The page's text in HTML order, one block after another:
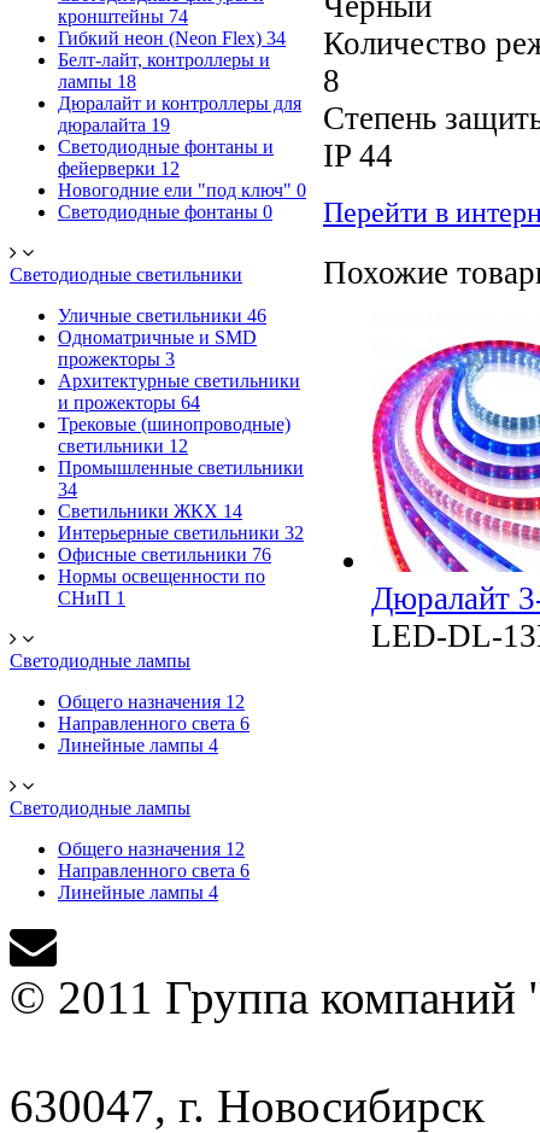
кронштейны 74
Гибкий неон (Neon Flex) 34
Белт-лайт, контроллеры и
лампы 18
Дюралайт и контроллеры для
дюралайта 19
Светодиодные фонтаны и
фейерверки 12
Новогодние ели "под ключ" 0
Светодиодные фонтаны 0
Светодиодные светильники
Уличные светильники 46
Одноматричные и SMD
прожекторы 3
Архитектурные светильники
и прожекторы 64
Трековые (шинопроводные)
светильники 12
Промышленные светильники
34
Светильники ЖКХ 14
Интерьерные светильники 32
Офисные светильники 76
Нормы освещенности по
СНиП 1
Светодиодные лампы
Общего назначения 12
Направленного света 6
Линейные лампы 4
Светодиодные лампы
Общего назначения 12
Направленного света 6
Линейные лампы 4
Количество
8
Степень
IP 44
Перейти в
Похожие
Дюралайт
LED-DL-
© 2011 Группа
630047, г. Новосибирск